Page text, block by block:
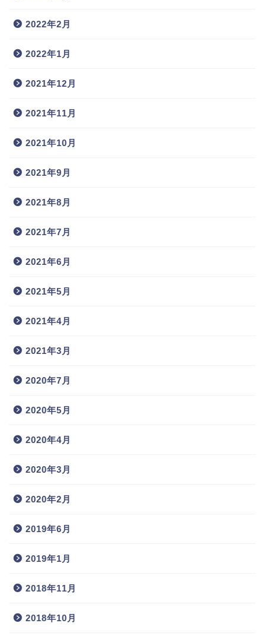
2022年2月
2022年1月
2021年12月
2021年11月
2021年10月
2021年9月
2021年8月
2021年7月
2021年6月
2021年5月
2021年4月
2021年3月
2020年7月
2020年5月
2020年4月
2020年3月
2020年2月
2019年6月
2019年1月
2018年11月
2018年10月